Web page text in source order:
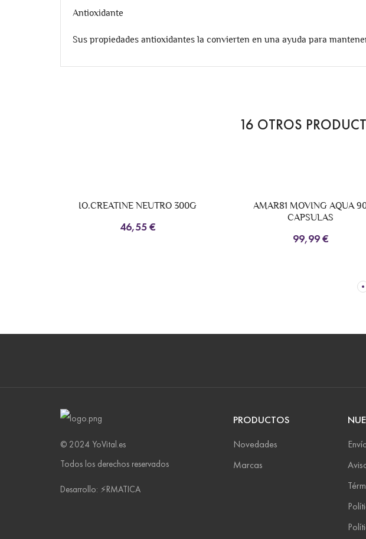
Antioxidante
Sus propiedades antioxidantes la convierten en una ayuda para
16 OTROS
IO.CREATINE NEUTRO 300G
46,55 €
AMAR81 MOVING AQUA 90
CAPSULAS
99,99 €
© 2024 YoVital.es
Todos los derechos reservados
Desarrollo: ⚡️RMATICA
PRODUCTOS
Novedades
Marcas